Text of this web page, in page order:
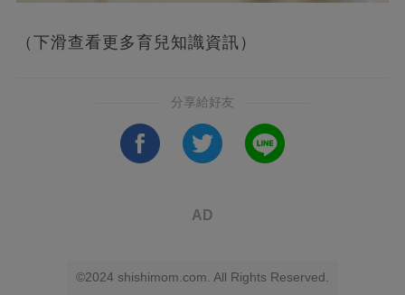
（下滑查看更多育兒知識資訊）
分享給好友
AD
©2024 shishimom.com. All Rights Reserved.